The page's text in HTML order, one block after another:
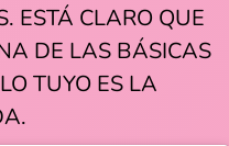
ESTÁ CLARO QUE
DE LAS BÁSICAS
TUYO ES LA